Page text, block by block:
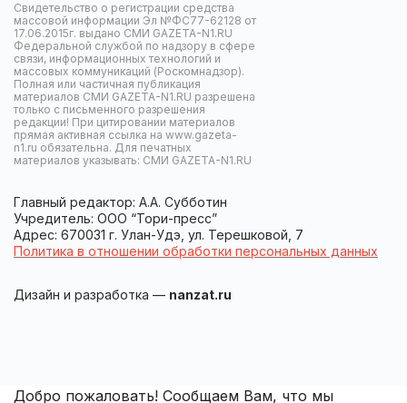
Свидетельство о регистрации средства
массовой информации Эл №ФС77-62128 от
17.06.2015г. выдано СМИ GAZETA-N1.RU
Федеральной службой по надзору в сфере
связи, информационных технологий и
массовых коммуникаций (Роскомнадзор).
Полная или частичная публикация
материалов СМИ GAZETA-N1.RU разрешена
только с письменного разрешения
редакции! При цитировании материалов
прямая активная ссылка на www.gazeta-
n1.ru обязательна. Для печатных
материалов указывать: СМИ GAZETA-N1.RU
Главный редактор: А.А. Субботин
Учредитель: ООО “Тори-пресс”
Адрес: 670031 г. Улан-Удэ, ул. Терешковой, 7
Политика в отношении обработки персональных данных
Дизайн и разработка — nanzat.ru
Добро пожаловать! Сообщаем Вам, что мы